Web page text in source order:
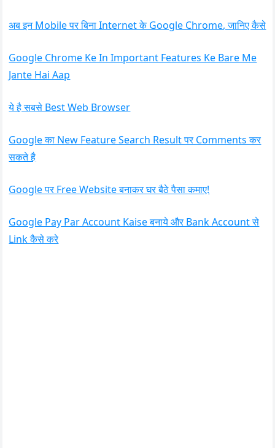
अब इन Mobile पर बिना Internet के Google Chrome, जानिए कैसे
Google Chrome Ke In Important Features Ke Bare Me
Jante Hai Aap
ये है सबसे Best Web Browser
Google का New Feature Search Result पर Comments कर
सकते है
Google पर Free Website बनाकर घर बैठे पैसा कमाए!
Google Pay Par Account Kaise बनाये और Bank Account से
Link कैसे करे